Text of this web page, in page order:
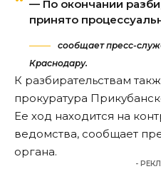
— По окончании
принято
сообщает пресс-
Краснодару.
К разбирательствам
прокуратура
Ее ход находится на
ведомства, сообщает
органа.
-